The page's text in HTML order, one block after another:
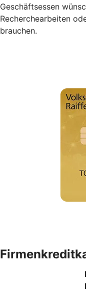
Geschäftsessen
Recherchearbeiten
brauchen.